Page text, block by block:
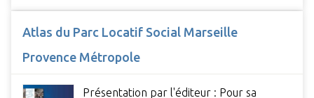
Atlas du Parc Locatif Social Marseille
Provence Métropole
Présentation par l'éditeur : Pour sa